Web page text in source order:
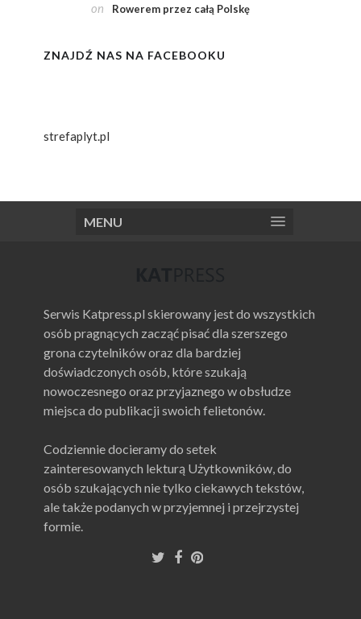
on
Rowerem przez całą Polskę
ZNAJDŹ NAS NA FACEBOOKU
strefaplyt.pl
MENU
Serwis Katpress.pl skierowany jest do wszystkich
osób pragnących zacząć pisać dla szerszego
grona czytelników oraz dla bardziej
doświadczonych osób, które szukają
nowoczesnego oraz przyjaznego w obsłudze
miejsca do publikacji swoich felietonów.
Codziennie docieramy do setek
zainteresowanych lekturą Użytkowników, do
osób szukających nie tylko ciekawych tekstów,
ale także podanych w przyjemnej i przejrzystej
formie.